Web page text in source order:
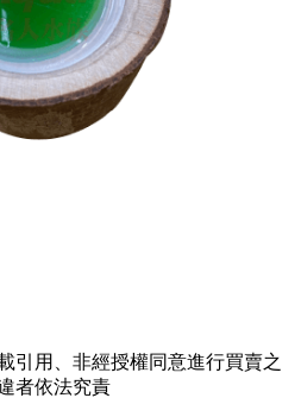
引用、非經授權同意進行買賣之
者依法究責